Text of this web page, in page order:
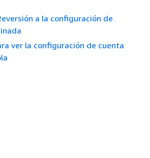
a la configuración de
ver la configuración de cuenta